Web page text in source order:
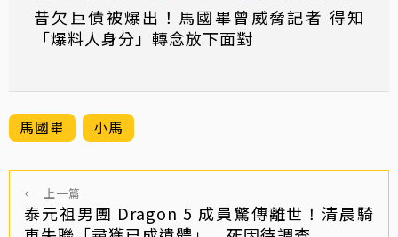
昔欠巨債被爆出！馬國畢曾威脅記者 得知
「爆料人身分」轉念放下面對
馬國畢 小馬
← 上一篇
泰元祖男團 Dragon 5 成員驚傳離世！清晨騎